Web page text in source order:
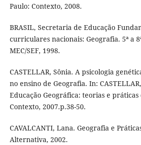
Paulo: Contexto, 2008.
BRASIL, Secretaria de Educação
curriculares nacionais: Geografia. 5ª a
MEC/SEF, 1998.
CASTELLAR, Sônia. A psicologia
no ensino de Geografia. In:
Educação Geográfica: teorias e práticas
Contexto, 2007.p.38-50.
CAVALCANTI, Lana. Geografia e
Alternativa, 2002.